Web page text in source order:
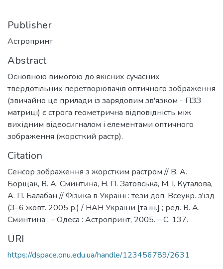
Publisher
Астропринт
Abstract
Основною вимогою до якісних сучасних
твердотільних перетворювачів оптичного зображення
(звичайно це прилади із зарядовим зв'язком - ПЗЗ
матриці) є строга геометрична відповідність між
вихідним відеосигналом і елементами оптичного
зображення (жорсткий растр).
Citation
Сенсор зображення з жорстким растром // В. А.
Борщак, В. А. Сминтина, Н. П. Затовська, М. І. Куталова,
А. П. Балабан // Фiзика в Українi : тези доп. Всеукр. з'їзд
(3–6 жовт. 2005 р.) / НАН України [та iн.] ; ред. В. А.
Сминтина . – Одеса : Астропринт, 2005. – С. 137.
URI
https://dspace.onu.edu.ua/handle/123456789/2631